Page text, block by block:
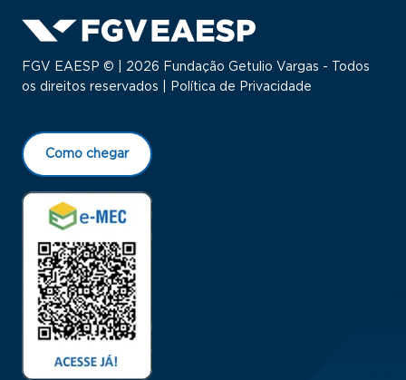
FGV EAESP © | 2026 Fundação Getulio Vargas - Todos
os direitos reservados |
Política de Privacidade
Como chegar